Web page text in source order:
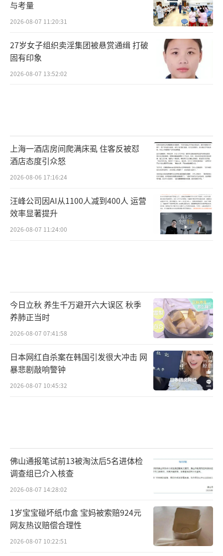
与考量
2026-08-07 11:20:31
27岁女子组织卖淫集团被悬赏通缉 打破
固有印象
2026-08-07 13:52:02
上海一酒店房间爬满床虱 住客反被怼
酒店态度引众怒
2026-08-06 17:16:24
汪峰公司因AI从1100人减到400人 运营
效率显著提升
2026-08-07 11:24:00
今日立秋 养生千万避开六大误区 秋季
养肺正当时
2026-08-07 07:41:58
日本网红自杀案在韩国引发很大冲击 网
暴悲剧敲响警钟
2026-08-07 10:45:32
佛山通报笔试前13被淘汰后5名进体检
调查组已介入核查
2026-08-07 14:28:02
1岁宝宝碰坏纸巾盒 宝妈被索赔924元
网友热议赔偿合理性
2026-08-07 10:22:51